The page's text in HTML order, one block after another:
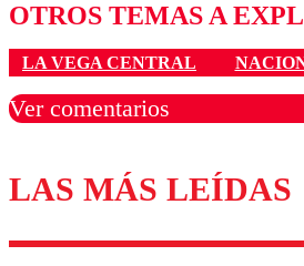
OTROS TEMAS A
LA VEGA CENTRAL
Ver comentarios
Los comentarios son moderados
diálogo
LAS MÁS LEÍDAS